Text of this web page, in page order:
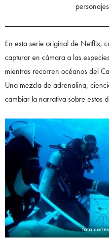
En esta serie original de Netflix,
capturar en cámara a las
mientras recorren océanos del
Una mezcla de adrenalina,
cambiar la narrativa sobre estos
Foto